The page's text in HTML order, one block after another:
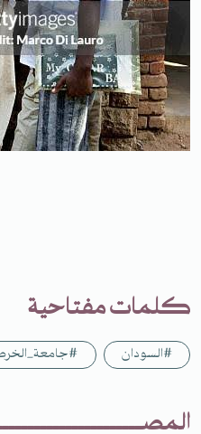
كلمات مفتاحية
#السودان